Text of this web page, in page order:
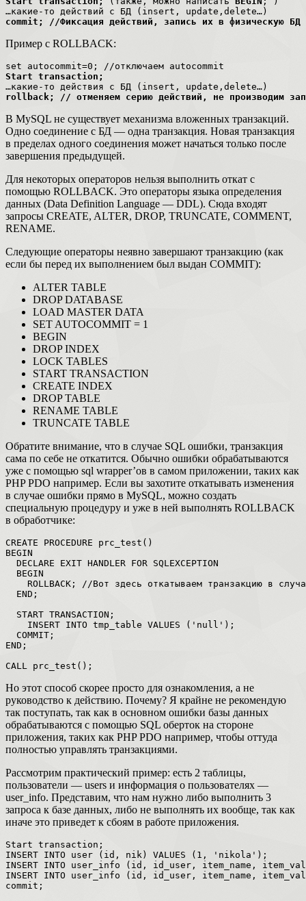
commit; //Фиксация действий, запись их в физическую БД
Пример с ROLLBACK:
Start transaction;
rollback; // отменяем серию действий, не производим
В MySQL не существует механизма вложенных транзакций.
Одно соединение с БД — одна транзакция. Новая транзакция
в пределах одного соединения может начаться только после
завершения предыдущей.
Для некоторых операторов нельзя выполнить откат с
помощью ROLLBACK. Это операторы языка определения
данных (Data Definition Language — DDL). Сюда входят
запросы CREATE, ALTER, DROP, TRUNCATE, COMMENT,
RENAME.
Следующие операторы неявно завершают транзакцию (как
если бы перед их выпол­нением был выдан COMMIT):
ALTER TABLE
DROP DATABASE
LOAD MASTER DATA
SET AUTOCOMMIT = 1
BEGIN
DROP INDEX
LOCK TABLES
START TRANSACTION
CREATE INDEX
DROP TABLE
RENAME TABLE
TRUNCATE TABLE
Обратите внимание, что в случае SQL ошибки, транзакция
сама по себе не откатится. Обычно ошибки обрабатываются
уже с помощью sql wrapper’ов в самом приложении, таких как
PHP PDO например. Если вы захотите откатывать изменения
в случае ошибки прямо в MySQL, можно создать
специальную процедуру и уже в ней выполнять ROLLBACK
в обработчике:
CREATE PROCEDURE prc_test ( )
BEGIN
DECLARE
EXIT HANDLER FOR SQLEXCEPTION
BEGIN
ROLLBACK ;
END ;
START TRANSACTION ;
INSERT INTO tmp_table VALUES ( 'null' ) ;
COMMIT ;
END ;
CALL prc_test ( ) ;
Но этот способ скорее просто для ознакомления, а не
руководство к действию. Почему? Я крайне не рекомендую
так поступать, так как в основном ошибки базы данных
обрабатываются с помощью SQL оберток на стороне
приложения, таких как PHP PDO например, чтобы оттуда
полностью управлять транзакциями.
Рассмотрим практический пример: есть 2 таблицы,
пользователи — users и информация о пользователях —
user_info. Представим, что нам нужно либо выполнить 3
запроса к базе данных, либо не выполнять их вообще, так как
иначе это приведет к сбоям в работе приложения.
Start transaction;
INSERT INTO user (id, nik) VALUES (1, 'nikola');
INSERT INTO user_info (id, id_user, item_name,
INSERT INTO user_info (id, id_user, item_name,